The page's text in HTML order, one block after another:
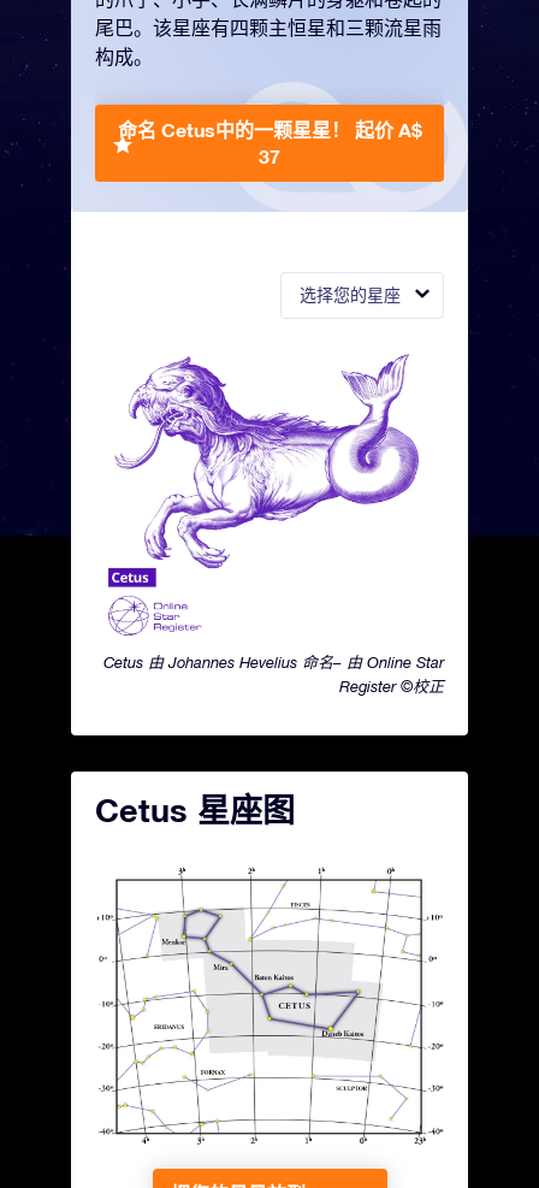
选择您的星座
Cetus 由 Johannes Hevelius 命名– 由 Online Star
Register ©校正
尾巴。该星座有四颗主恒星和三颗流星雨
构成。
命名 Cetus中的一颗星星！ 起价 A$
37
Cetus 星座图